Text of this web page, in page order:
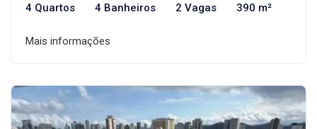
4 Quartos 4 Banheiros 2 Vagas 390 m²
Mais informações